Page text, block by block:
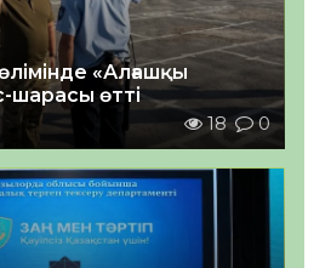
«Алғашқы
шарасы өтті
18 0